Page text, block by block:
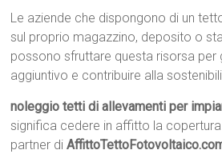
Le aziende che dispongono di un
sul proprio magazzino, deposito o
possono sfruttare questa risorsa per
aggiuntivo e contribuire alla
noleggio tetti di allevamenti per
significa cedere in affitto la
partner di